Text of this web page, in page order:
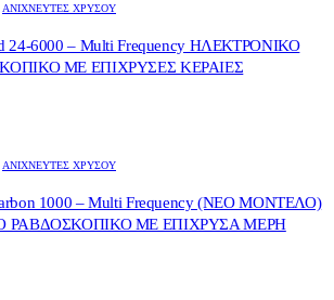
ΑΝΙΧΝΕΥΤΈΣ ΧΡΥΣΟΎ
24-6000 – Multi Frequency ΗΛΕΚΤΡΟΝΙΚΟ
ΜΕ ΕΠΙΧΡΥΣΕΣ ΚΕΡΑΙΕΣ
ΑΝΙΧΝΕΥΤΈΣ ΧΡΥΣΟΎ
1000 – Multi Frequency (ΝΕΟ ΜΟΝΤΕΛΟ)
ΡΑΒΔΟΣΚΟΠΙΚΟ ΜΕ ΕΠΙΧΡΥΣΑ ΜΕΡΗ